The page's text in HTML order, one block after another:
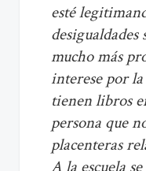
esté
desigualdades
mucho más
interese por
tienen libros
persona que
placenteras